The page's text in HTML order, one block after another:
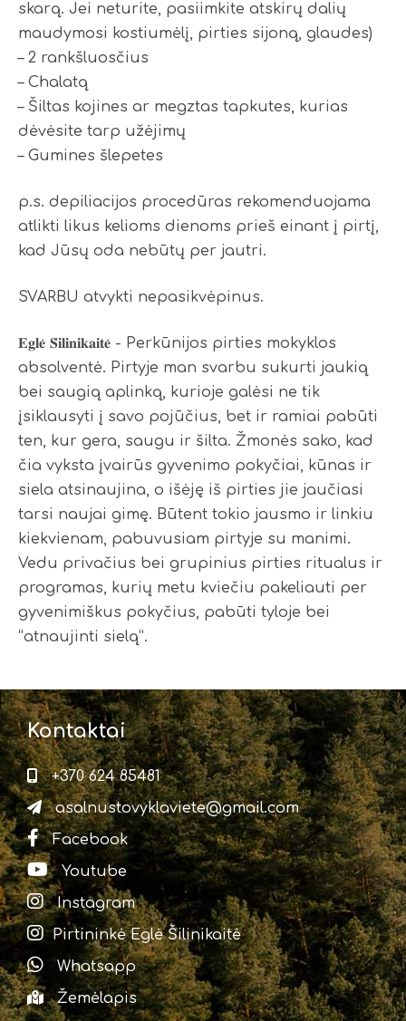
skarą. Jei neturite, pasiimkite atskirų dalių
maudymosi kostiumėlį, pirties sijoną, glaudes)
– 2 rankšluosčius
– Chalatą
– Šiltas kojines ar megztas tapkutes, kurias
dėvėsite tarp užėjimų
– Gumines šlepetes
p.s. depiliacijos procedūras rekomenduojama
atlikti likus kelioms dienoms prieš einant į pirtį,
kad Jūsų oda nebūtų per jautri.
SVARBU atvykti nepasikvėpinus.
𝐄𝐠𝐥𝐞̇ 𝐒̌𝐢𝐥𝐢𝐧𝐢𝐤𝐚𝐢𝐭𝐞̇ - Perkūnijos pirties mokyklos
absolventė. Pirtyje man svarbu sukurti jaukią
bei saugią aplinką, kurioje galėsi ne tik
įsiklausyti į savo pojūčius, bet ir ramiai pabūti
ten, kur gera, saugu ir šilta. Žmonės sako, kad
čia vyksta įvairūs gyvenimo pokyčiai, kūnas ir
siela atsinaujina, o išėję iš pirties jie jaučiasi
tarsi naujai gimę. Būtent tokio jausmo ir linkiu
kiekvienam, pabuvusiam pirtyje su manimi.
Vedu privačius bei grupinius pirties ritualus ir
programas, kurių metu kviečiu pakeliauti per
gyvenimiškus pokyčius, pabūti tyloje bei
“atnaujinti sielą”.
Kontaktai
+370 624 85481
asalnustovyklaviete@gmail.com
Facebook
Youtube
Instagram
Pirtininkė Eglė Šilinikaitė
Whatsapp
Žemėlapis